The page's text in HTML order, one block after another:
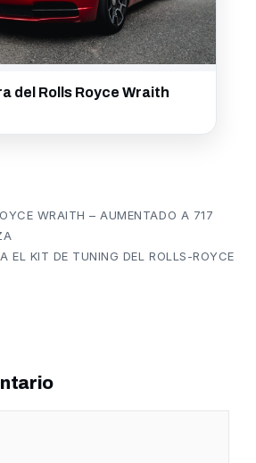
del Rolls Royce Wraith
WRAITH – AUMENTADO A 717
EL KIT DE TUNING DEL ROLLS-ROYCE